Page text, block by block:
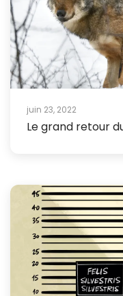
juin 23, 2022
Le grand retour